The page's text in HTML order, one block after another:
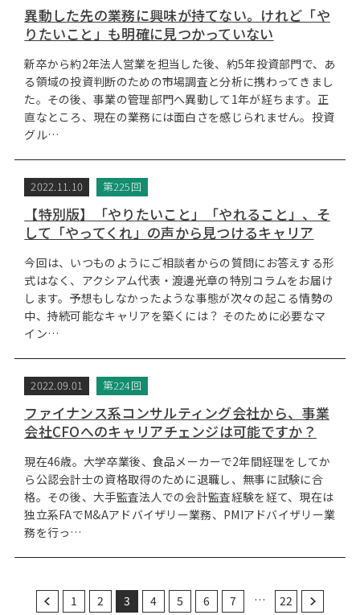
異動した先の業務に興味が持てない。けれど「や
りたいこと」も明確に見つかっていない
新卒から約2年法人営業を担当した後、約5年投資部門で、あ
る領域の投資判断のための市場調査と分析に携わってきまし
た。その後、事業の管理部門へ異動して1年が経ちます。正
直なところ、現在の業務には面白さを感じられません。投資
グル…
2022.11.10 第225回
【特別版】「やりたいこと」「やれること」、そ
して「やってくれ」の声から見つけるキャリア
今回は、いつものようにご相談者からの質問にお答えする形
式はなく、アクシアム代表・渡邊光章の特別コラムをお届け
します。予想もしなかったような事態が次々の起こる情勢の
中、持続可能なキャリアを築くには？ そのために必要なマ
イン…
2022.09.01 第224回
ファイナンス系コンサルティング会社から、事業
会社CFOへのキャリアチェンジは可能ですか？
現在46歳。大学卒業後、食品メーカーで2年間経理をしてか
ら公認会計士の資格取得のために退職し、無事に試験に合
格。その後、大手監査法人での会計監査経験を経て、現在は
独立系FAでM&Aアドバイザリー業務、PMIアドバイザリー業
務を行っ…
1 2 3 4 5 6 7 … 22